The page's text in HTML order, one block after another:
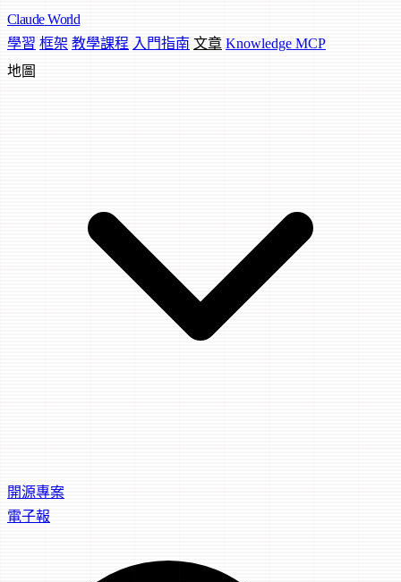
Claude World
學習 框架 教學課程 入門指南 文章 Knowledge MCP
地圖
開源專案
電子報